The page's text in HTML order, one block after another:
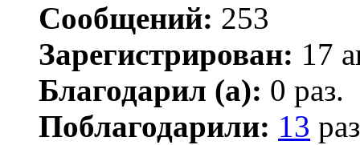
Сообщений: 253
Зарегистрирован: 17
Благодарил (а): 0 раз.
Поблагодарили: 13